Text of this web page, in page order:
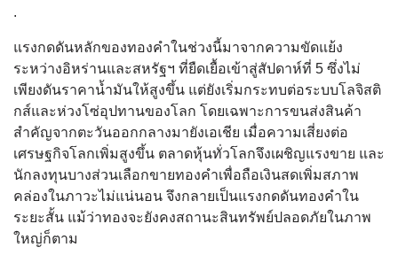
.
แรงกดดันหลักของทองคำในช่วงนี้มาจากความขัดแย้ง
ระหว่างอิหร่านและสหรัฐฯ ที่ยืดเยื้อเข้าสู่สัปดาห์ที่ 5 ซึ่งไม่
เพียงดันราคาน้ำมันให้สูงขึ้น แต่ยังเริ่มกระทบต่อระบบโลจิสติ
กส์และห่วงโซ่อุปทานของโลก โดยเฉพาะการขนส่งสินค้า
สำคัญจากตะวันออกกลางมายังเอเชีย เมื่อความเสี่ยงต่อ
เศรษฐกิจโลกเพิ่มสูงขึ้น ตลาดหุ้นทั่วโลกจึงเผชิญแรงขาย และ
นักลงทุนบางส่วนเลือกขายทองคำเพื่อถือเงินสดเพิ่มสภาพ
คล่องในภาวะไม่แน่นอน จึงกลายเป็นแรงกดดันทองคำใน
ระยะสั้น แม้ว่าทองจะยังคงสถานะสินทรัพย์ปลอดภัยในภาพ
ใหญ่ก็ตาม